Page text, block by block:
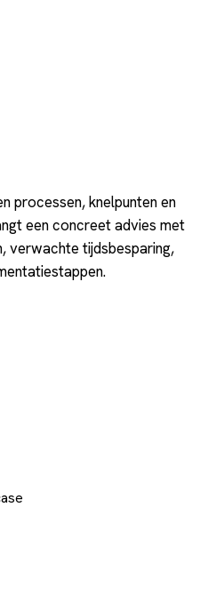
processen, knelpunten en
een concreet advies met
verwachte tijdsbesparing,